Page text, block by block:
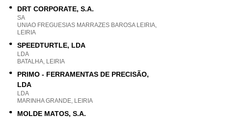
DRT CORPORATE, S.A.
SA
UNIAO FREGUESIAS MARRAZES BAROSA LEIRIA,
LEIRIA
SPEEDTURTLE, LDA
LDA
BATALHA, LEIRIA
PRIMO - FERRAMENTAS DE PRECISÃO,
LDA
LDA
MARINHA GRANDE, LEIRIA
MOLDE MATOS, S.A.